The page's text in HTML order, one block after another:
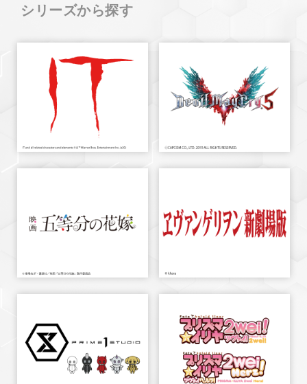
シリーズから探す